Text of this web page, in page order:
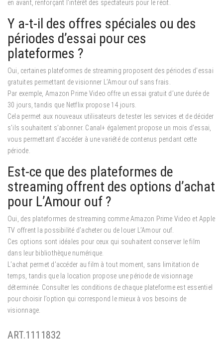
en avant, renforçant l’intérêt des spectateurs pour le récit.
Y a-t-il des offres spéciales ou des
périodes d’essai pour ces
plateformes ?
Oui, certaines plateformes de streaming proposent des périodes d’essai
gratuites permettant de visionner L’Amour ouf sans frais.
Par exemple, Amazon Prime Video offre un essai gratuit d’une durée de
30 jours, tandis que Netflix propose 14 jours.
Cela permet aux nouveaux utilisateurs de tester les services et de décider
s’ils souhaitent s’abonner. Canal+ également propose un mois d’essai,
vous permettant d’accéder à une variété de contenus pendant cette
période.
Est-ce que des plateformes de
streaming offrent des options d’achat
pour L’Amour ouf ?
Oui, des plateformes de streaming comme Amazon Prime Video et Apple
TV offrent la possibilité d’acheter ou de louer L’Amour ouf.
Ces options sont idéales pour ceux qui souhaitent conserver le film
dans leur bibliothèque numérique.
L’achat permet d’accéder au film à tout moment, sans limitation de
temps, tandis que la location propose une période de visionnage
déterminée. Consulter les conditions de chaque plateforme est essentiel
pour choisir l’option qui correspond le mieux à vos besoins de
visionnage.
ART.1111832